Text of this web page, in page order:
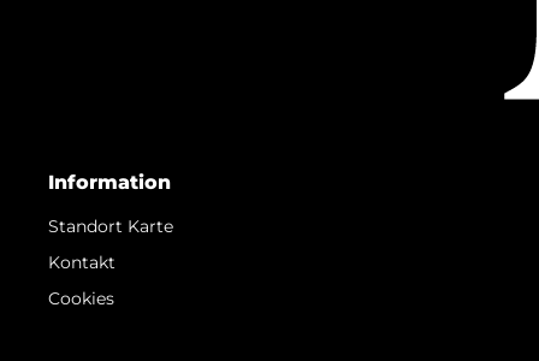
Information
Standort Karte
Kontakt
Cookies